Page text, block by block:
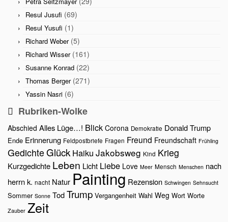
Resul Jusufi (69)
Resul Yusufi (1)
Richard Weber(5)
Richard Wisser(161)
Susanne Konrad (22)
Thomas Berger(271)
Yassin Nasri (6)
Rubriken-Wolke
Abschied Alles Lüge…! Blick Corona Demokratie Donald Trump
Ende Erinnerung Feldpostbriefe Fragen Freund Freundschaft Frühling
Gedichte Glück Haiku Jakobsweg Kind Krieg
Kurzgedichte Leben Licht Liebe Love Meer Mensch Menschen nach
herrn k. nacht Natur Painting Rezension Schwingen Sehnsucht
Sommer Sonne TodTrump Vergangenheit Wahl Weg Wort Worte
Zauber Zeit